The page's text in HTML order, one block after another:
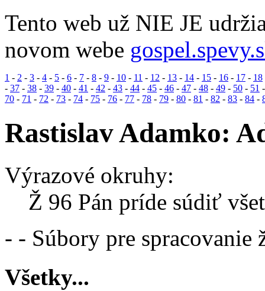
Tento web už NIE JE
novom webe
1 - 2 - 3 - 4 - 5 - 6 - 7 - 8 - 9 - 10 - 11 - 12 - 13 - 14 - 15 - 16 - 17 - 18
- 37 - 38 - 39 - 40 - 41 - 42 - 43 - 44 - 45 - 46 - 47 - 48 - 49 - 50 - 51
70 - 71 - 72 - 73 - 74 - 75 - 76 - 77 - 78 - 79 - 80 - 81 - 82 - 83 - 84 -
Rastislav Adamko:
Výrazové okruhy:
Ž 96 Pán príde súdiť
- - Súbory pre spracovanie
Všetky...